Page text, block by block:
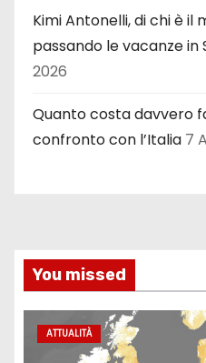
Kimi Antonelli, di chi è il
passando le vacanze in
2026
Quanto costa davvero
confronto con l’Italia 7
You missed
ATTUALITÀ